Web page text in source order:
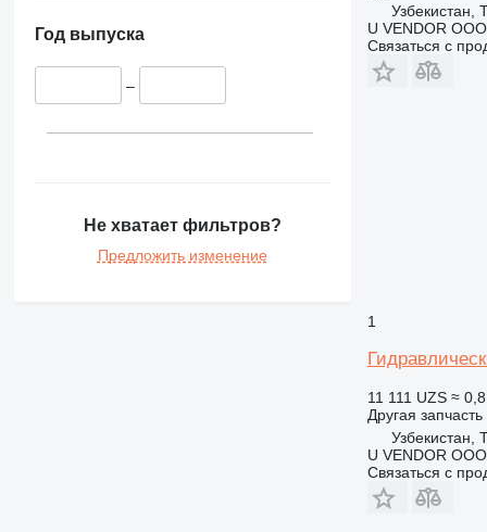
988
D series
IT
Год выпуска
–
Не хватает фильтров?
Предложить изменение
Узбекистан,
U VENDOR OOO
Связаться с
1
11 111 UZS ≈
Другая
Узбекистан,
U VENDOR OOO
Связаться с